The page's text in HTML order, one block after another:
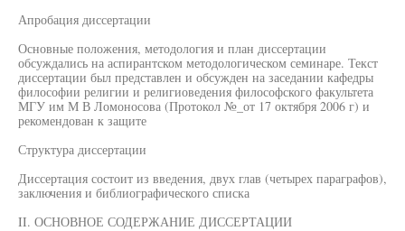
Апробация диссертации
Основные положения, методология и план диссертации
обсуждались на аспирантском методологическом семинаре. Текст
диссертации был представлен и обсужден на заседании кафедры
философии религии и религиоведения философского факультета
МГУ им М В Ломоносова (Протокол №_от 17 октября 2006 г) и
рекомендован к защите
Структура диссертации
Диссертация состоит из введения, двух глав (четырех параграфов),
заключения и библиографического списка
II. ОСНОВНОЕ СОДЕРЖАНИЕ ДИССЕРТАЦИИ